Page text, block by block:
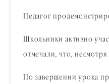
Педагог
Школьники активно
отмечали, что,
По завершении урока